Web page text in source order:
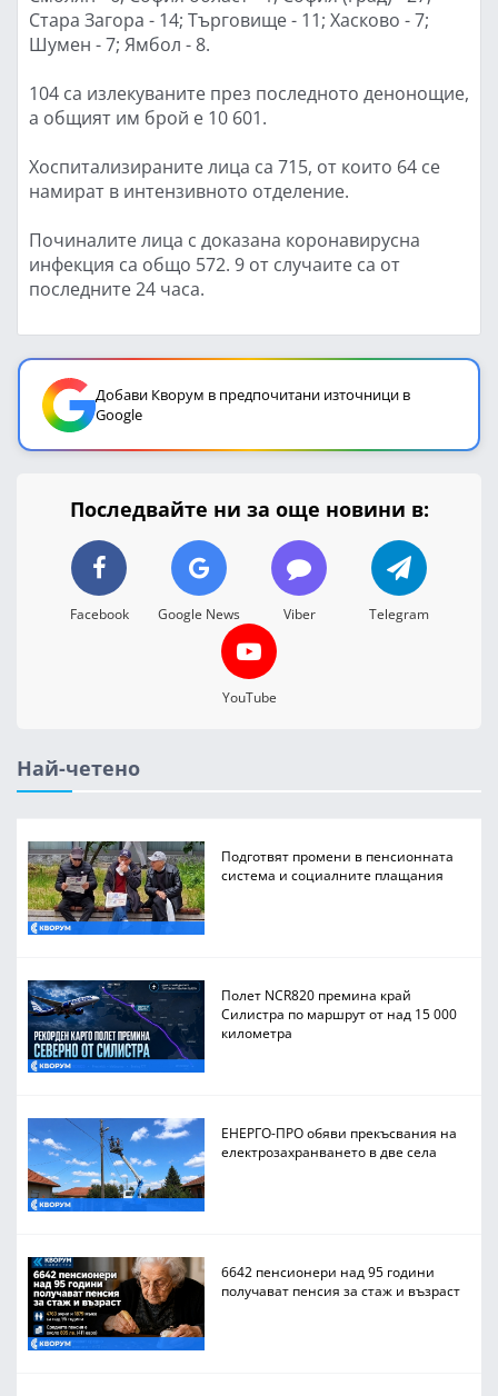
Стара Загора - 14; Търговище - 11; Хасково - 7;
Шумен - 7; Ямбол - 8.
104 са излекуваните през последното денонощие,
а общият им брой е 10 601.
Хоспитализираните лица са 715, от които 64 се
намират в интензивното отделение.
Починалите лица с доказана коронавирусна
инфекция са общо 572. 9 от случаите са от
последните 24 часа.
Добави Кворум в предпочитани източници в
Google
Последвайте ни за още новини в:
Facebook Google News Viber Telegram
YouTube
Най-четено
Подготвят промени в пенсионната
система и социалните плащания
Полет NCR820 премина край
Силистра по маршрут от над 15 000
километра
ЕНЕРГО-ПРО обяви прекъсвания на
електрозахранването в две села
6642 пенсионери над 95 години
получават пенсия за стаж и възраст